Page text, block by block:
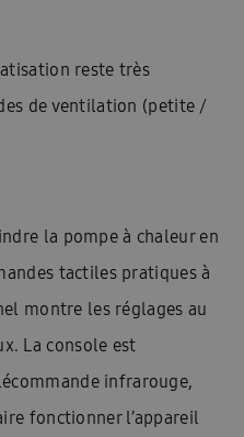
reste très
de ventilation (petite /
la pompe à chaleur en
tactiles pratiques à
montre les réglages au
La console est
infrarouge,
fonctionner l’appareil